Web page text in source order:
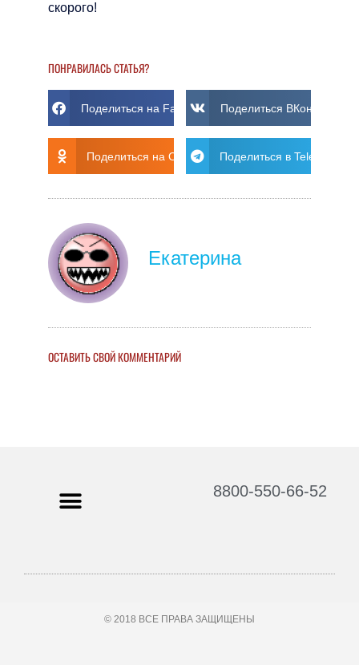
скорого!
ПОНРАВИЛАСЬ СТАТЬЯ?
Поделиться на Facebook Поделиться ВКонтакте
Поделиться на Ok Поделиться в Telegram
Екатерина
ОСТАВИТЬ СВОЙ КОММЕНТАРИЙ
8800-550-66-52
© 2018 ВСЕ ПРАВА ЗАЩИЩЕНЫ